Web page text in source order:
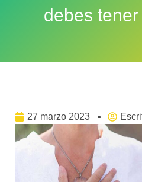
debes
27 marzo 2023